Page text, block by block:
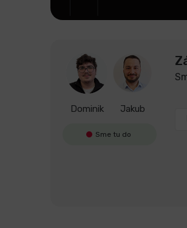
Dominik Jakub
Sme tu do